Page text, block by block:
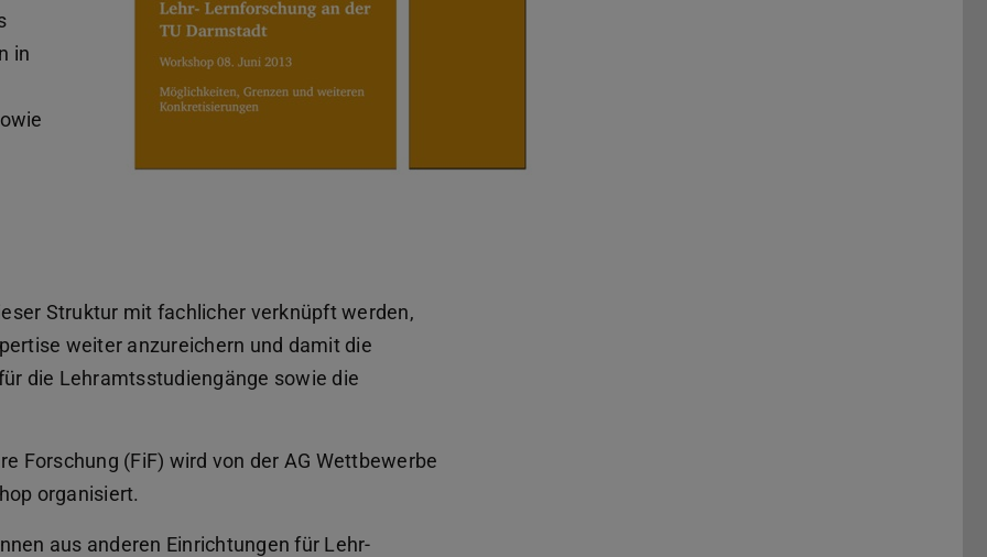
in
Struktur mit fachlicher verknüpft werden,
weiter anzureichern und damit die
die Lehramtsstudiengänge sowie die
Forschung (FiF) wird von der AG Wettbewerbe
organisiert.
aus anderen Einrichtungen für Lehr-